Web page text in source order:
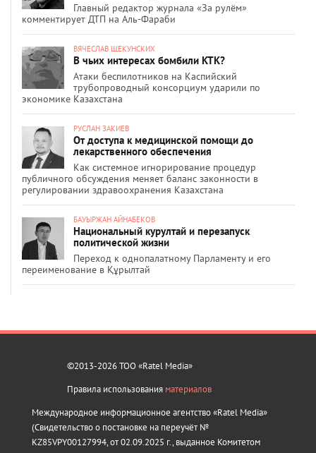
Главный редактор журнала «За рулём»
комментирует ДТП на Аль-Фараби
ВЯЧЕСЛАВ ЩЕКУНСКИХ
В чьих интересах бомбили КТК?
Атаки беспилотников на Каспийский
трубопроводный консорциум ударили по
экономике Казахстана
РУСЛАН ЗАКИЕВ
От доступа к медицинской помощи до
лекарственного обеспечения
Как системное игнорирование процедур
публичного обсуждения меняет баланс законности в
регулировании здравоохранения Казахстана
БАУЫРЖАН АЙНАБЕКОВ
Национальный курултай и перезапуск
политической жизни
Переход к однопалатному Парламенту и его
переименование в Құрылтай
©2013-2026 ТОО «Ratel Media»
Правила использования материалов
Международное информационное агентство «Ratel Media»
(Свидетельство о постановке на переучёт №
KZ85VPY00127994, от 02.09.2025 г., выданное Комитетом